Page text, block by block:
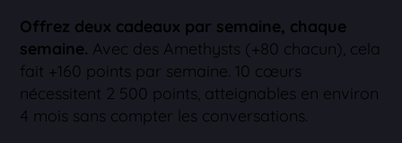
Offrez deux cadeaux par semaine, chaque
semaine. Avec des Amethysts (+80 chacun), cela
fait +160 points par semaine. 10 cœurs
nécessitent 2 500 points, atteignables en environ
4 mois sans compter les conversations.